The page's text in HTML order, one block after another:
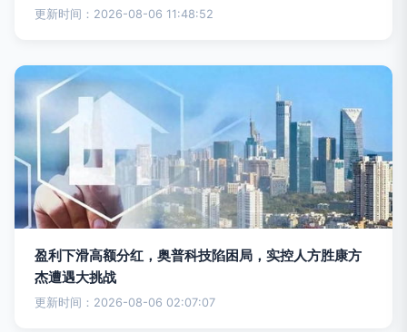
更新时间：2026-08-06 11:48:52
盈利下滑高额分红，奥普科技陷困局，实控人方胜康方
杰遭遇大挑战
更新时间：2026-08-06 02:07:07